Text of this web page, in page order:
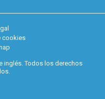
cookies
inglés. Todos los derechos